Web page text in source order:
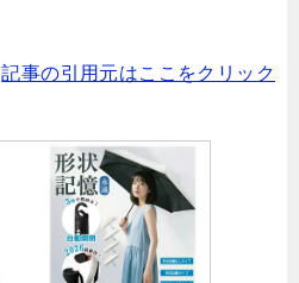
記事の引用元はここをクリック